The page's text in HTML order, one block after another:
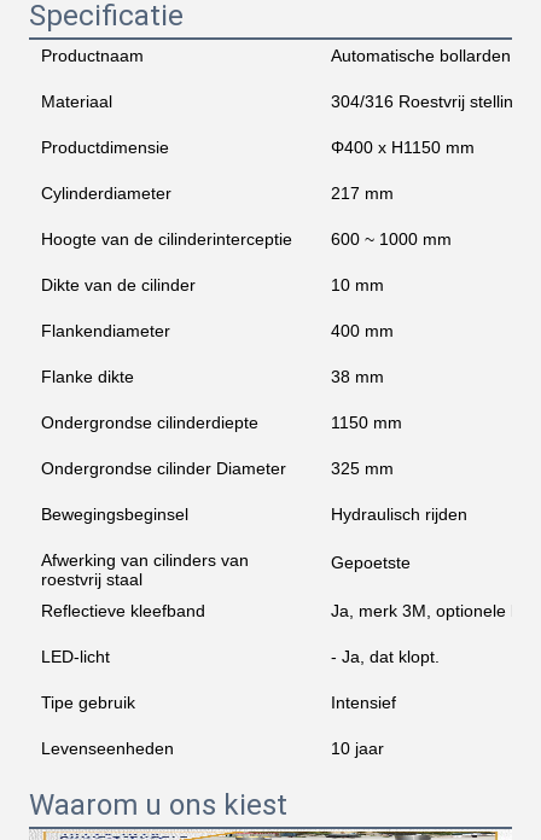
Specificatie
Productnaam Automatische bollarden
Materiaal 304/316 Roestvrij stelling
Productdimensie Φ400 x H1150 mm
Cylinderdiameter 217 mm
Hoogte van de cilinderinterceptie 600 ~ 1000 mm
Dikte van de cilinder 10 mm
Flankendiameter 400 mm
Flanke dikte 38 mm
Ondergrondse cilinderdiepte 1150 mm
Ondergrondse cilinder Diameter 325 mm
Bewegingsbeginsel Hydraulisch rijden
Afwerking van cilinders van
roestvrij staal
Gepoetste
Reflectieve kleefband Ja, merk 3M, optionele
LED-licht - Ja, dat klopt.
Tipe gebruik Intensief
Levenseenheden 10 jaar
Waarom u ons kiest